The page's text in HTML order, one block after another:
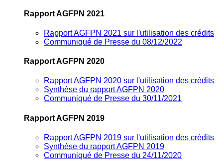
Rapport AGFPN 2021
Rapport AGFPN 2021 sur l'utilisation des crédits
Communiqué de Presse du 08/12/2022
Rapport AGFPN 2020
Rapport AGFPN 2020 sur l'utilisation des crédits
Synthèse du rapport AGFPN 2020
Communiqué de Presse du 30/11/2021
Rapport AGFPN 2019
Rapport AGFPN 2019 sur l'utilisation des crédits
Synthèse du rapport AGFPN 2019
Communiqué de Presse du 24/11/2020